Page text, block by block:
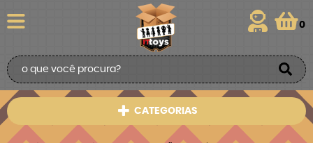
0
CATEGORIAS